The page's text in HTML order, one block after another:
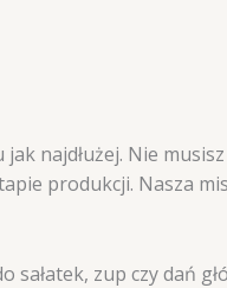
najdłużej. Nie
produkcji. Nasza
sałatek, zup czy dań